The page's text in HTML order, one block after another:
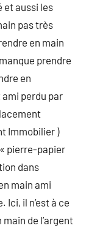
et aussi les
pas très
en main
prendre
en
perdu par
Immobilier )
pierre-papier
dans
main ami
il n’est à ce
de l’argent